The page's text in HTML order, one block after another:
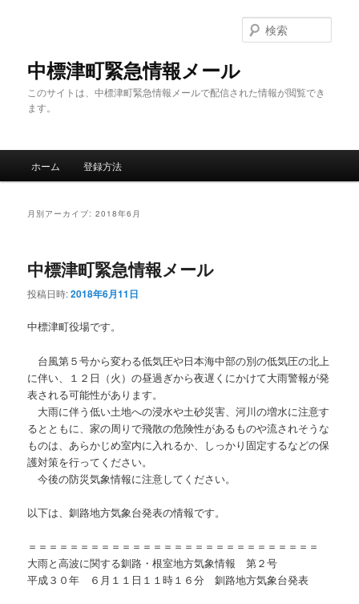
中標津町緊急情報メール
このサイトは、中標津町緊急情報メールで配信された情報が閲覧でき
ます。
索
ホーム 登録方法
月別アーカイブ:2018年6月
中標津町緊急情報メール
投稿日時:2018年6月11日
中標津町役場です。
台風第５号から変わる低気圧や日本海中部の別の低気圧の北上
に伴い、１２日（火）の昼過ぎから夜遅くにかけて大雨警報が発
表される可能性があります。
大雨に伴う低い土地への浸水や土砂災害、河川の増水に注意す
るとともに、家の周りで飛散の危険性があるものや流されそうな
ものは、あらかじめ室内に入れるか、しっかり固定するなどの保
護対策を行ってください。
今後の防災気象情報に注意してください。
以下は、釧路地方気象台発表の情報です。
＝＝＝＝＝＝＝＝＝＝＝＝＝＝＝＝＝＝＝＝＝＝＝＝＝＝＝＝
大雨と高波に関する釧路・根室地方気象情報 第２号
平成３０年 ６月１１日１１時１６分 釧路地方気象台発表